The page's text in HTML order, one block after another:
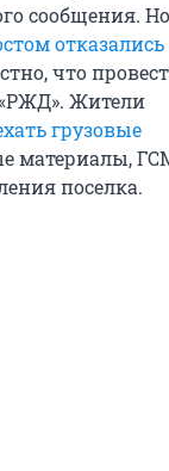
сообщения. Но
отказались
что
Жители
грузовые
материалы,
поселка.